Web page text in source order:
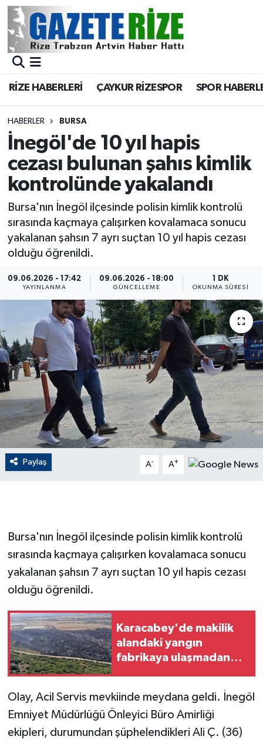
RİZE HABERLERİ ÇAYKUR RİZESPOR SPOR
HABERLER BURSA
İnegöl'de 10 yıl hapis
cezası bulunan şahıs kimlik
kontrolünde yakalandı
Bursa'nın İnegöl ilçesinde polisin kimlik kontrolü
sırasında kaçmaya çalışırken kovalamaca sonucu
yakalanan şahsın 7 ayrı suçtan 10 yıl hapis cezası
olduğu öğrenildi.
09.06.2026 - 17:42
YAYINLANMA
09.06.2026 - 18:00
GÜNCELLEME
1 DK
OKUNMA SÜRESI
Paylaş A- A+
Bursa'nın İnegöl ilçesinde polisin kimlik kontrolü
sırasında kaçmaya çalışırken kovalamaca sonucu
yakalanan şahsın 7 ayrı suçtan 10 yıl hapis cezası
olduğu öğrenildi.
Karacabey'de makilik
alandaki yangın
fabrikaya ulaşmadan
Olay, Acil Servis mevkiinde meydana geldi. İnegöl
Emniyet Müdürlüğü Önleyici Büro Amirliği
ekipleri, durumundan şüphelendikleri Ali Ç. (36)
BÖLGEMİZ
Asayiş
Rize Jandarma Komutanlığı
Bilim Teknoloji
Advertising news
Canlı Maç
ÇEVRE
Dış Haberler
Dünya
EĞİTİM
EKONOMİ
English News
Finans
GENEL
GÜNDEM
Güvenlik
HABERDE İNSAN
İNSAN
İş Dünyası
Jandarma
Merkez Nöbetçi Eczaneler
Merkez Trafik Yoğunluk Haritası
Süper Lig Puan Durumu ve Fikstür
Tüm Manşetler
Son Dakika Haberleri
Haber Arşivi